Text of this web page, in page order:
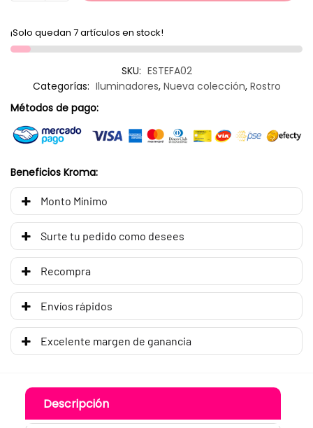
¡Solo quedan 7 artículos en stock!
SKU: ESTEFA02
Categorías: Iluminadores, Nueva colección, Rostro
Métodos de pago:
Beneficios Kroma:
Monto Mínimo
Surte tu pedido como desees
Recompra
Envíos rápidos
Excelente margen de ganancia
Descripción